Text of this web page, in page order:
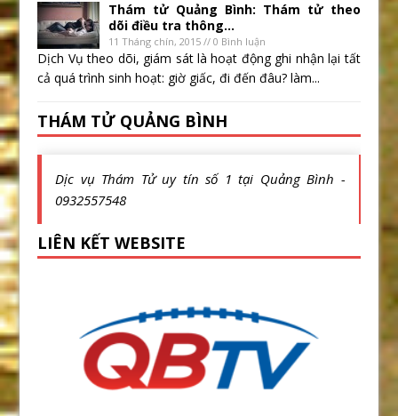
Thám tử Quảng Bình: Thám tử theo
dõi điều tra thông...
11 Tháng chín, 2015 // 0 Bình luận
Dịch Vụ theo dõi, giám sát là hoạt động ghi nhận lại tất
cả quá trình sinh hoạt: giờ giấc, đi đến đâu? làm...
THÁM TỬ QUẢNG BÌNH
Dịc vụ Thám Tử uy tín số 1 tại Quảng Bình -
0932557548
LIÊN KẾT WEBSITE